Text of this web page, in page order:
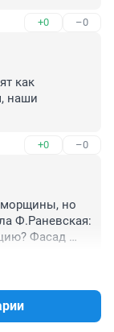
СЧАСТЬЯ
+0 –0
как
наши
+0 –0
морщины, но
Ф.Раневская:
Фасад